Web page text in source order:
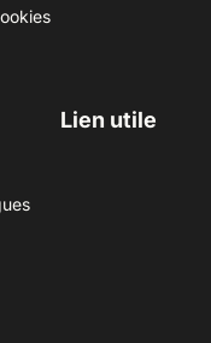
Lien utile